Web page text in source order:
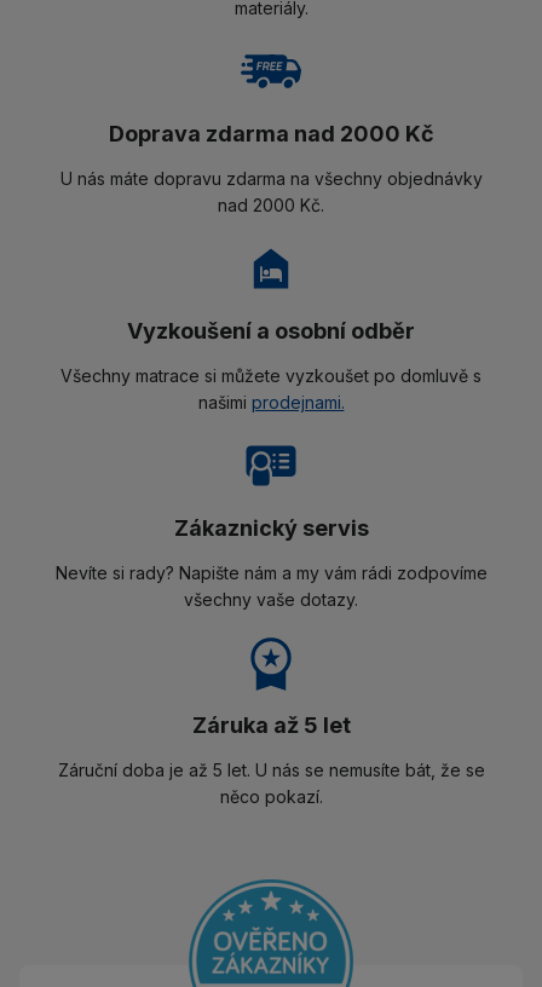
materiály.
Doprava zdarma nad 2000 Kč
U nás máte dopravu zdarma na všechny objednávky
nad 2000 Kč.
Vyzkoušení a osobní odběr
Všechny matrace si můžete vyzkoušet po domluvě s
našimi prodejnami.
Zákaznický servis
Nevíte si rady? Napište nám a my vám rádi zodpovíme
všechny vaše dotazy.
Záruka až 5 let
Záruční doba je až 5 let. U nás se nemusíte bát, že se
něco pokazí.